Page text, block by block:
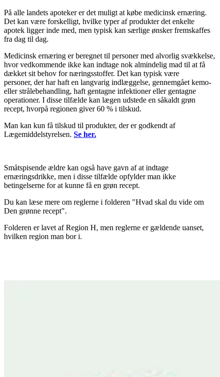
På alle landets apoteker er det muligt at købe medicinsk ernæring.
Det kan være forskelligt, hvilke typer af produkter det enkelte
apotek ligger inde med, men typisk kan særlige ønsker fremskaffes
fra dag til dag.
Medicinsk ernæring er beregnet til personer med alvorlig svækkelse,
hvor vedkommende ikke kan indtage nok almindelig mad til at få
dækket sit behov for næringsstoffer. Det kan typisk være
personer, der har haft en langvarig indlæggelse, gennemgået kemo-
eller strålebehandling, haft gentagne infektioner eller gentagne
operationer. I disse tilfælde kan lægen udstede en såkaldt grøn
recept, hvorpå regionen giver 60 % i tilskud.
Man kan kun få tilskud til produkter, der er godkendt af
Lægemiddelstyrelsen. Se her.
Småtspisende ældre kan også have gavn af at indtage
ernæringsdrikke, men i disse tilfælde opfylder man ikke
betingelserne for at kunne få en grøn recept.
Du kan læse mere om reglerne i folderen "Hvad skal du vide om
Den grønne recept".
Folderen er lavet af Region H, men reglerne er gældende uanset,
hvilken region man bor i.